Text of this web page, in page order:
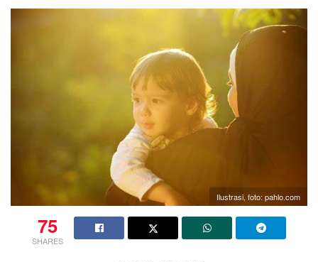
Ilustrasi, foto: pahlo.com
75
SHARES